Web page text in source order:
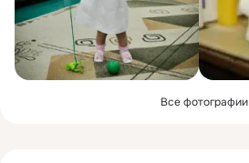
Все фотографии